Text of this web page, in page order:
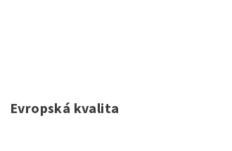
Evropská kvalita